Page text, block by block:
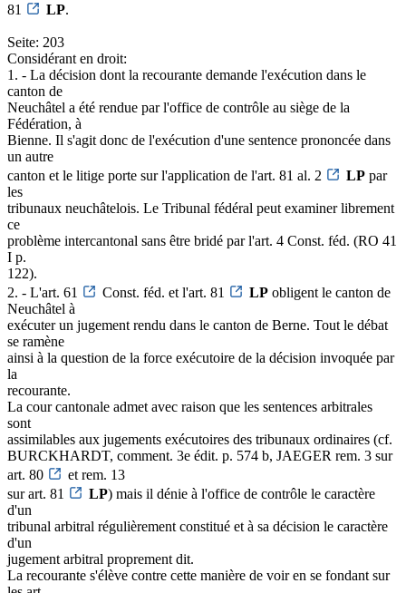
81
LP.
Seite: 203
Considérant en droit:
1. - La décision dont la recourante demande l'exécution dans le
canton de
Neuchâtel a été rendue par l'office de contrôle au siège de la
Fédération, à
Bienne. Il s'agit donc de l'exécution d'une sentence prononcée dans
un autre
canton et le litige porte sur l'application de l'art. 81 al. 2
LP par
les
tribunaux neuchâtelois. Le Tribunal fédéral peut examiner librement
ce
problème intercantonal sans être bridé par l'art. 4 Const. féd. (RO 41
I p.
122).
2. - L'art. 61
Const. féd. et l'art. 81 LP obligent le canton de
Neuchâtel à
exécuter un jugement rendu dans le canton de Berne. Tout le débat
se ramène
ainsi à la question de la force exécutoire de la décision invoquée par
la
recourante.
La cour cantonale admet avec raison que les sentences arbitrales
sont
assimilables aux jugements exécutoires des tribunaux ordinaires (cf.
BURCKHARDT, comment. 3e édit. p. 574 b, JAEGER rem. 3 sur
art. 80
et rem. 13
sur art. 81
LP) mais il dénie à l'office de contrôle le caractère
d'un
tribunal arbitral régulièrement constitué et à sa décision le caractère
d'un
jugement arbitral proprement dit.
La recourante s'élève contre cette manière de voir en se fondant sur